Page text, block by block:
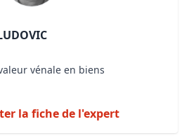
vénale en biens
la fiche de l'expert